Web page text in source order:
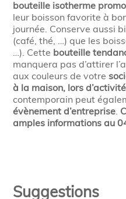
bouteille isotherme
leur boisson favorite à
journée. Conserve aussi
(café, thé, …) que les
…). Cette bouteille
manquera pas d’attirer
aux couleurs de votre
à la maison, lors
contemporain peut
évènement d’entreprise.
amples informations au
Suggestions